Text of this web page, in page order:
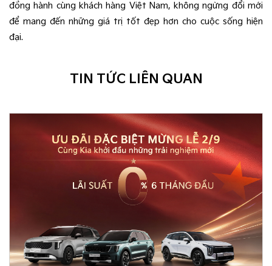
đồng hành cùng khách hàng Việt Nam, không ngừng đổi mới
để mang đến những giá trị tốt đẹp hơn cho cuộc sống hiện
đại.
TIN TỨC LIÊN QUAN